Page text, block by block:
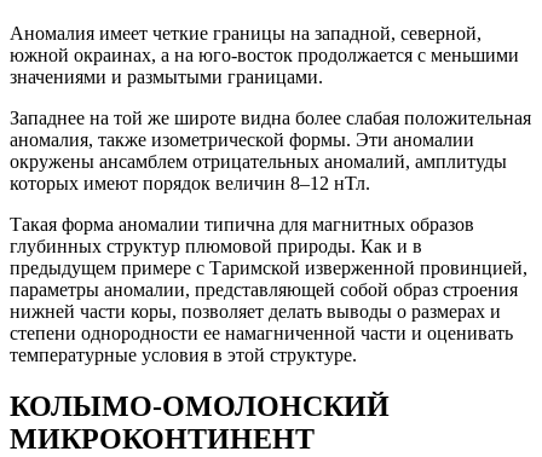
Аномалия имеет четкие границы на западной, северной,
южной окраинах, а на юго-восток продолжается с меньшими
значениями и размытыми границами.
Западнее на той же широте видна более слабая положительная
аномалия, также изометрической формы. Эти аномалии
окружены ансамблем отрицательных аномалий, амплитуды
которых имеют порядок величин 8–12 нТл.
Такая форма аномалии типична для магнитных образов
глубинных структур плюмовой природы. Как и в
предыдущем примере с Таримской изверженной провинцией,
параметры аномалии, представляющей собой образ строения
нижней части коры, позволяет делать выводы о размерах и
степени однородности ее намагниченной части и оценивать
температурные условия в этой структуре.
КОЛЫМО-ОМОЛОНСКИЙ
МИКРОКОНТИНЕНТ